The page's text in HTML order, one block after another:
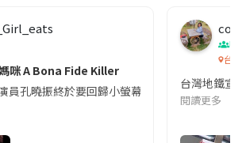
咪 A Bona Fide Killer
員孔曉振終於要回歸小螢幕啦!這次的劇本改編
co
吹
台灣
台灣地鐵宣
閱讀更多